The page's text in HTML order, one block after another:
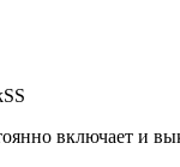
включает и